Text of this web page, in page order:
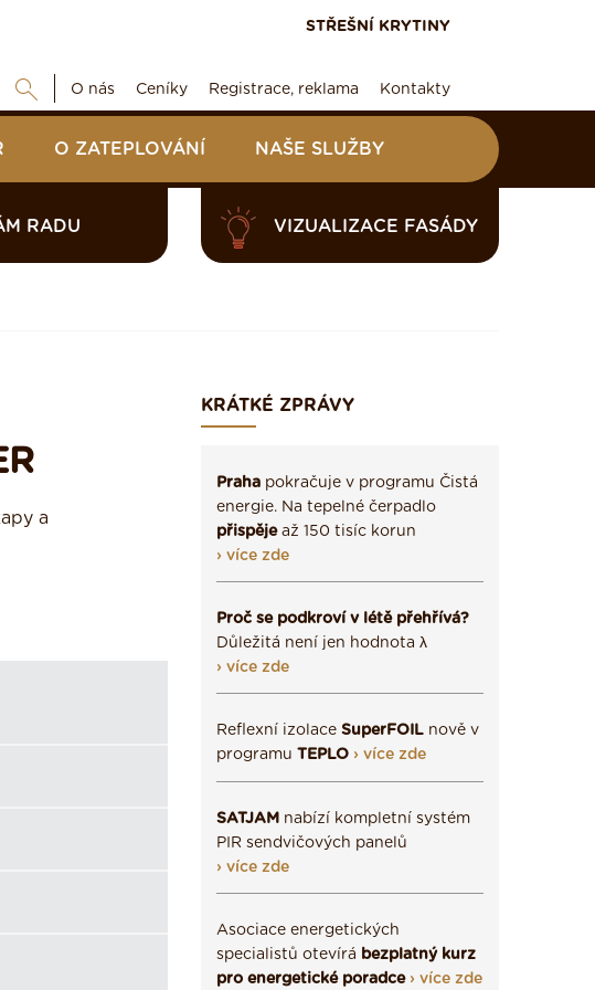
STŘEŠNÍ KRYTINY
O nás Ceníky Registrace, reklama Kontakty
O ZATEPLOVÁNÍ NAŠE SLUŽBY
RADU VIZUALIZACE FASÁDY
a
KRÁTKÉ ZPRÁVY
Praha pokračuje v programu Čistá
energie. Na tepelné čerpadlo
přispějeaž 150 tisíc korun
› více zde
Proč se podkroví v létě přehřívá?
Důležitá není jen hodnota λ
› více zde
Reflexní izolace SuperFOIL nově v
programu TEPLO › více zde
SATJAM nabízí kompletní systém
PIR sendvičových panelů
› více zde
Asociace energetických
specialistů otevírá bezplatný kurz
pro energetické poradce › více zde